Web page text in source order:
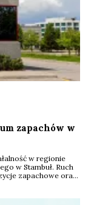
zapachów w
w regionie
w Stambuł. Ruch
zapachowe oraz